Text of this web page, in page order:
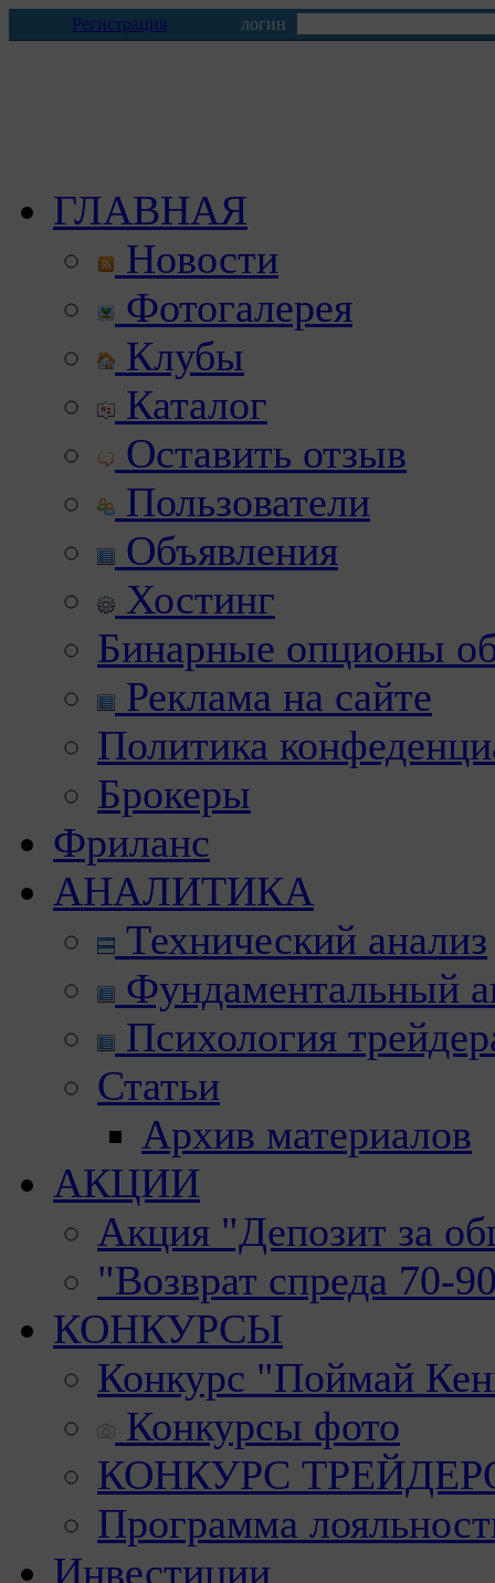
Регистрация логин
ГЛАВНАЯ
Новости
Фотогалерея
Клубы
Каталог
Оставить отзыв
Пользователи
Объявления
Хостинг
Бинарные опционы
Реклама на сайте
Политика
Брокеры
Фриланс
АНАЛИТИКА
Технический анализ
Фундаментальный
Психология
Статьи
Архив материалов
АКЦИИ
Акция "Депозит за
"Возврат спреда 70-
КОНКУРСЫ
Конкурс "Поймай
Конкурсы фото
КОНКУРС
Программа
Инвестиции